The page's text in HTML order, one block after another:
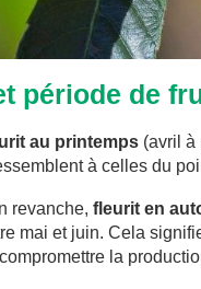
période de
au printemps (avril à
à celles du
revanche, fleurit en
mai et juin. Cela
la